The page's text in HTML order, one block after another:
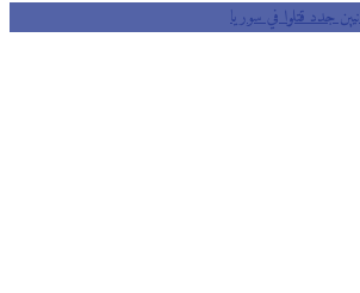
جدد قتلوا في سوريا